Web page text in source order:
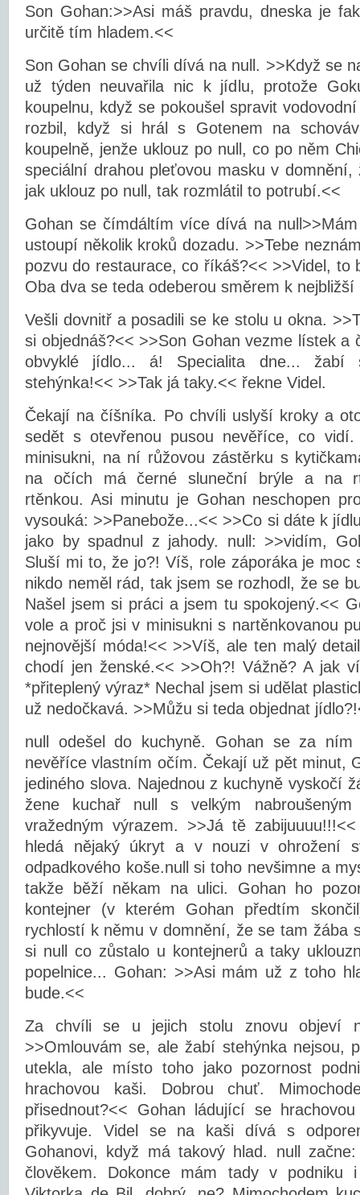
Son Gohan:>>Asi máš pravdu, dneska je
určitě tím hladem.<<
Son Gohan se chvíli dívá na null. >>Když se
už týden neuvařila nic k jídlu, protože
koupelnu, když se pokoušel spravit
rozbil, když si hrál s Gotenem na
koupelně, jenže uklouz po null, co po něm
speciální drahou pleťovou masku v
jak uklouz po null, tak rozmlátil to potrubí.<<
Gohan se čímdáltím více dívá na
ustoupí několik kroků dozadu. >>Tebe
pozvu do restaurace, co říkáš?<< >>Videl, to
Oba dva se teda odeberou směrem k nejbližší
Vešli dovnitř a posadili se ke stolu u okna.
si objednáš?<< >>Son Gohan vezme lístek a
obvyklé jídlo... á! Specialita dne... žabí
stehýnka!<< >>Tak já taky.<< řekne Videl.
Čekají na číšníka. Po chvíli uslyší kroky a
sedět s otevřenou pusou nevěříce, co
minisukni, na ní růžovou zástěrku s
na očích má černé sluneční brýle a na
rtěnkou. Asi minutu je Gohan neschopen
vysouká: >>Panebože...<< >>Co si dáte k
jako by spadnul z jahody. null: >>vidím,
Sluší mi to, že jo?! Víš, role záporáka je moc
nikdo neměl rád, tak jsem se rozhodl, že se
Našel jsem si práci a jsem tu spokojený.<<
vole a proč jsi v minisukni s nartěnkovanou
nejnovější móda!<< >>Víš, ale ten malý
chodí jen ženské.<< >>Oh?! Vážně? A jak
*přiteplený výraz* Nechal jsem si udělat
už nedočkavá. >>Můžu si teda objednat
null odešel do kuchyně. Gohan se za
nevěříce vlastním očím. Čekají už pět minut,
jediného slova. Najednou z kuchyně vyskočí
žene kuchař null s velkým
vražedným výrazem. >>Já tě
hledá nějaký úkryt a v nouzi v ohrožení
odpadkového koše.null si toho nevšimne a
takže běží někam na ulici. Gohan ho
kontejner (v kterém Gohan předtím
rychlostí k němu v domnění, že se tam žába
si null co zůstalo u kontejnerů a taky
popelnice... Gohan: >>Asi mám už z toho
bude.<<
Za chvíli se u jejich stolu znovu objeví
>>Omlouvám se, ale žabí stehýnka nejsou,
utekla, ale místo toho jako pozornost
hrachovou kaši. Dobrou chuť.
přisednout?<< Gohan ládující se
přikyvuje. Videl se na kaši dívá s
Gohanovi, když má takový hlad. null
člověkem. Dokonce mám tady v podniku